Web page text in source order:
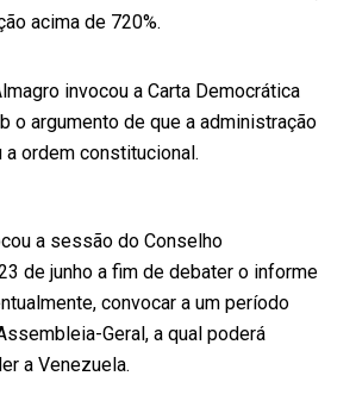
acima de 720%.
invocou a Carta Democrática
o argumento de que a administração
ordem constitucional.
a sessão do Conselho
de junho a fim de debater o informe
convocar a um período
Geral, a qual poderá
a Venezuela.